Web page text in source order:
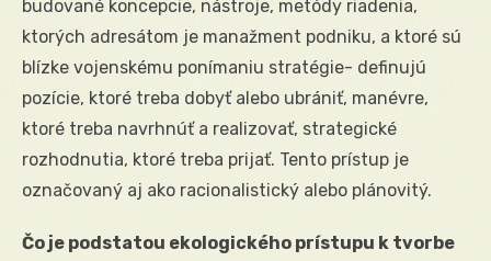
budované koncepcie, nástroje, metódy riadenia,
ktorých adresátom je manažment podniku, a ktoré sú
blízke vojenskému ponímaniu stratégie- definujú
pozície, ktoré treba dobyť alebo ubrániť, manévre,
ktoré treba navrhnúť a realizovať, strategické
rozhodnutia, ktoré treba prijať. Tento prístup je
označovaný aj ako racionalistický alebo plánovitý.
Čo je podstatou ekologického prístupu k tvorbe